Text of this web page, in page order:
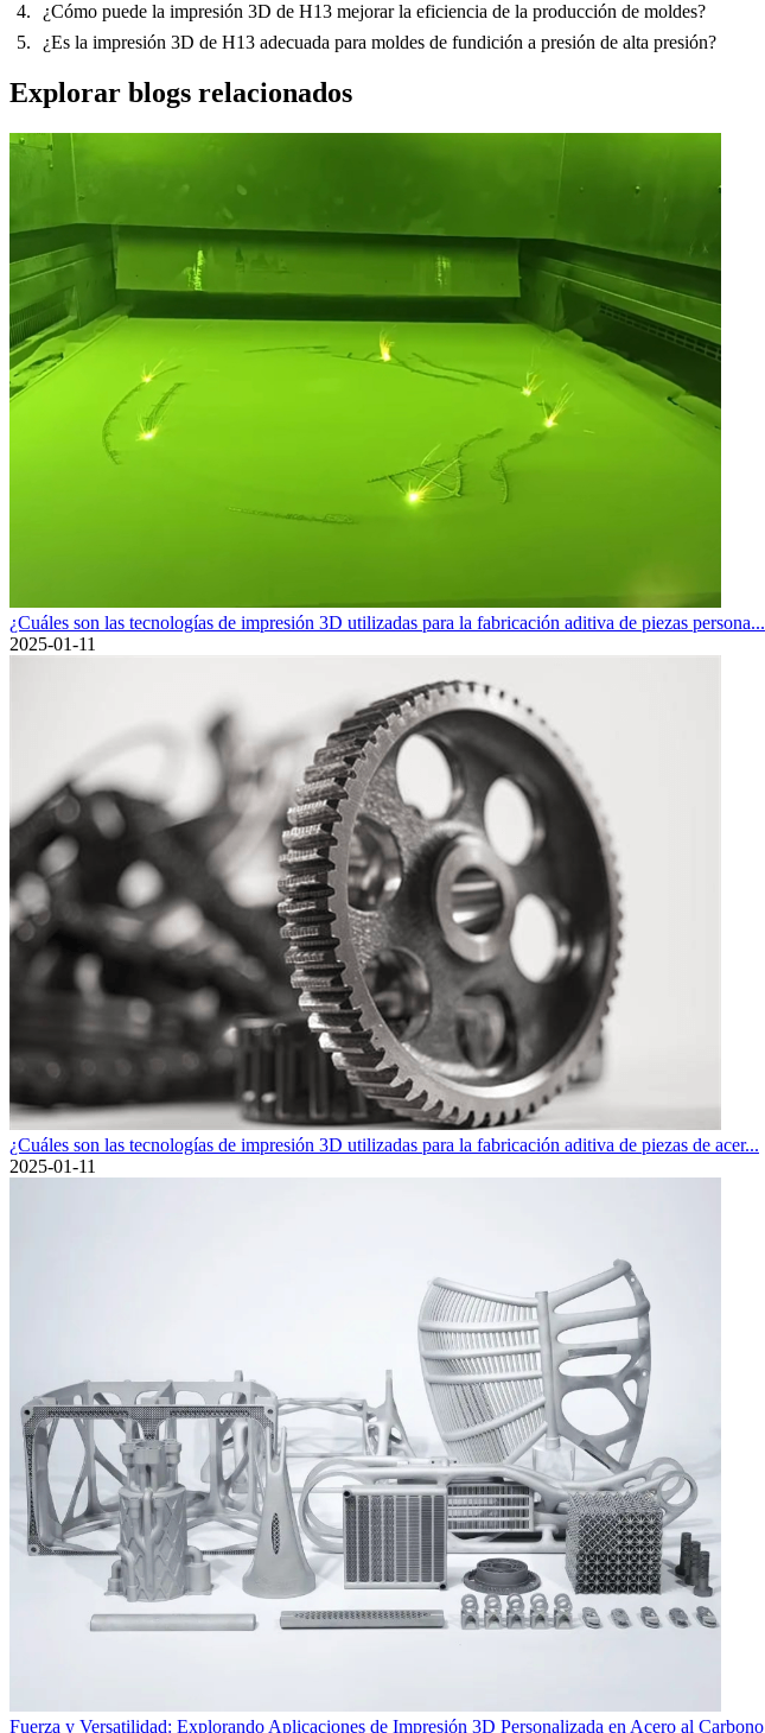
¿Cómo puede la impresión 3D de H13 mejorar la eficiencia de la producción de moldes?
¿Es la impresión 3D de H13 adecuada para moldes de fundición a presión de alta presión?
Explorar blogs relacionados
¿Cuáles son las tecnologías de impresión 3D utilizadas para la fabricación aditiva de piezas persona...
2025-01-11
¿Cuáles son las tecnologías de impresión 3D utilizadas para la fabricación aditiva de piezas de acer...
2025-01-11
Fuerza y Versatilidad: Explorando Aplicaciones de Impresión 3D Personalizada en Acero al Carbono